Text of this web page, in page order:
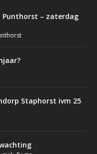
Punthorst – zaterdag
Staphorst ivm 25